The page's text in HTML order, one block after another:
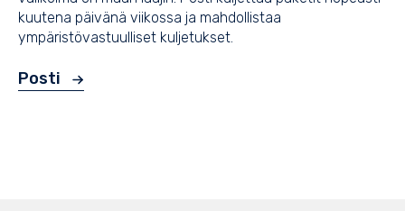
kuutena päivänä viikossa ja mahdollistaa
ympäristövastuulliset kuljetukset.
Posti